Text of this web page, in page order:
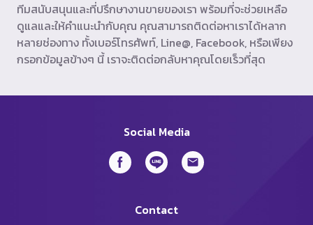
ทีมสนับสนุนและที่ปรึกษางานขายของเรา พร้อมที่จะช่วยเหลือ
ดูแลและให้คำแนะนำกับคุณ คุณสามารถติดต่อหาเราได้หลาก
หลายช่องทาง ทั้งเบอร์โทรศัพท์, Line@, Facebook, หรือเพียง
กรอกข้อมูลข้างๆ นี้ เราจะติดต่อกลับหาคุณโดยเร็วที่สุด
Social Media
Contact